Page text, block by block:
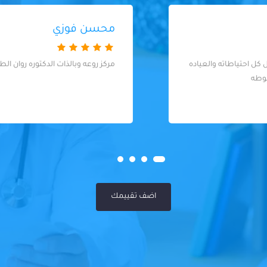
محسن فوزي
مركز روعه وبالذات الدكتوره روان الطب الاسنان
اضف تقييمك